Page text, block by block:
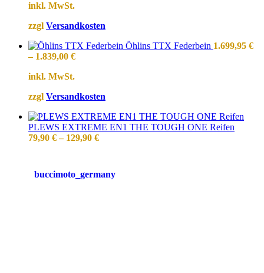
inkl. MwSt.
zzgl Versandkosten
Öhlins TTX Federbein 1.699,95 €
– 1.839,00 €
inkl. MwSt.
zzgl Versandkosten
PLEWS EXTREME EN1 THE TOUGH ONE Reifen
79,90 €– 129,90 €
buccimoto_germany